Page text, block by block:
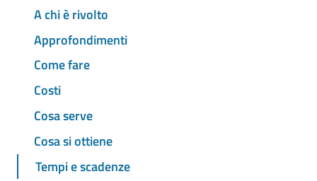
A chi è rivolto
Approfondimenti
Come fare
Costi
Cosa serve
Cosa si ottiene
Tempi e scadenze